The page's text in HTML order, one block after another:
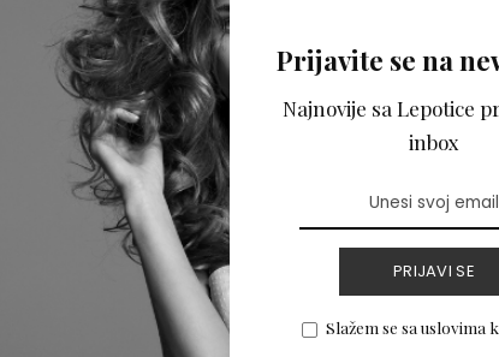
Prijavite se na
Najnovije sa Lepotice
inbox
PRIJAVI SE
Slažem se sa uslovima
feniranja
glatko i sjajno poput onog u salonu? Ubacite
vlažnu kosu, pored sredstva za termičku
se na dužinu i krajeve. Potom se
špricem
lightlaka za kosu.
i “baby hair”
na vlažno vreme – sigurno niste same.